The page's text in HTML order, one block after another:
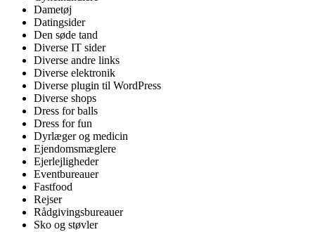
Dametøj
Datingsider
Den søde tand
Diverse IT sider
Diverse andre links
Diverse elektronik
Diverse plugin til WordPress
Diverse shops
Dress for balls
Dress for fun
Dyrlæger og medicin
Ejendomsmæglere
Ejerlejligheder
Eventbureauer
Fastfood
Rejser
Rådgivingsbureauer
Sko og støvler